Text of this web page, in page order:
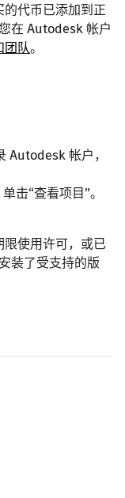
代币已添加到正
在 Autodesk 帐户
团队。
Autodesk 帐户，
击“查看项目”。
使用许可，或已
装了受支持的版